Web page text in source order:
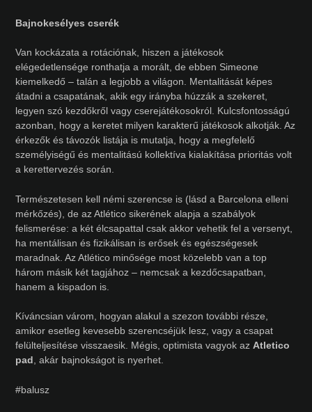
Bajnokesélyes cserék
Van kockázata a rotációnak, hiszen a játékosok
elégedetlensége ronthatja a morált, de ebben Simeone
kiemelkedő – talán a legjobb a világon. Mentalitását képes
átadni a csapatának, akik egy irányba húzzák a szekeret,
legyen szó kezdőkről vagy cserejátékosokról. Kulcsfontosságú
azonban, hogy a keretet milyen karakterű játékosok alkotják. Az
érkezők és távozók listája is mutatja, hogy a megfelelő
személyiségű és mentalitású kollektíva kialakítása prioritás volt
a kerettervezés során.
Természetesen kell némi szerencse is (lásd a Barcelona elleni
mérkőzés), de az Atlético sikerének alapja a szabályok
felismerése: a két élcsapattal csak akkor vehetik fel a versenyt,
ha mentálisan és fizikálisan is erősek és egészségesek
maradnak. Az Atlético minősége most közelebb van a top
három másik két tagjához – nemcsak a kezdőcsapatban,
hanem a kispadon is.
Kíváncsian várom, hogyan alakul a szezon további része,
amikor esetleg kevesebb szerencséjük lesz, vagy a csapat
felülteljesítése visszaesik. Mégis, optimista vagyok azAtletico
pad, akár bajnokságot is nyerhet.
#balusz